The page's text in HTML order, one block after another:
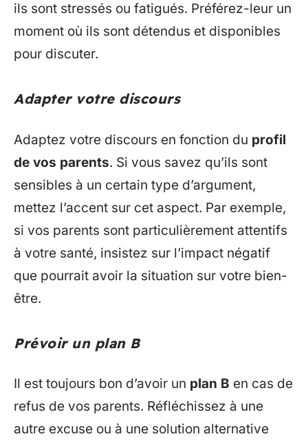
ils sont stressés ou fatigués. Préférez-leur un
moment où ils sont détendus et disponibles
pour discuter.
Adapter votre discours
Adaptez votre discours en fonction du profil
de vos parents. Si vous savez qu’ils sont
sensibles à un certain type d’argument,
mettez l’accent sur cet aspect. Par exemple,
si vos parents sont particulièrement attentifs
à votre santé, insistez sur l’impact négatif
que pourrait avoir la situation sur votre bien-
être.
Prévoir un plan B
Il est toujours bon d’avoir un plan B en cas de
refus de vos parents. Réfléchissez à une
autre excuse ou à une solution alternative